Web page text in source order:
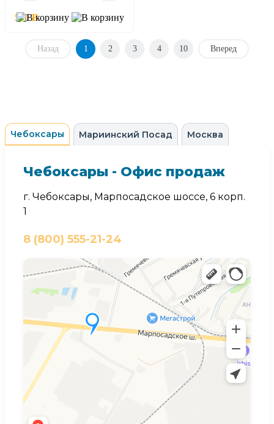
500 В
Назад 1 2 3 4 10 Вперед
Чебоксары Мариинский Посад Москва
Чебоксары - Офис продаж
г. Чебоксары, Марпосадское шоссе, 6 корп.
1
8 (800) 555-21-24